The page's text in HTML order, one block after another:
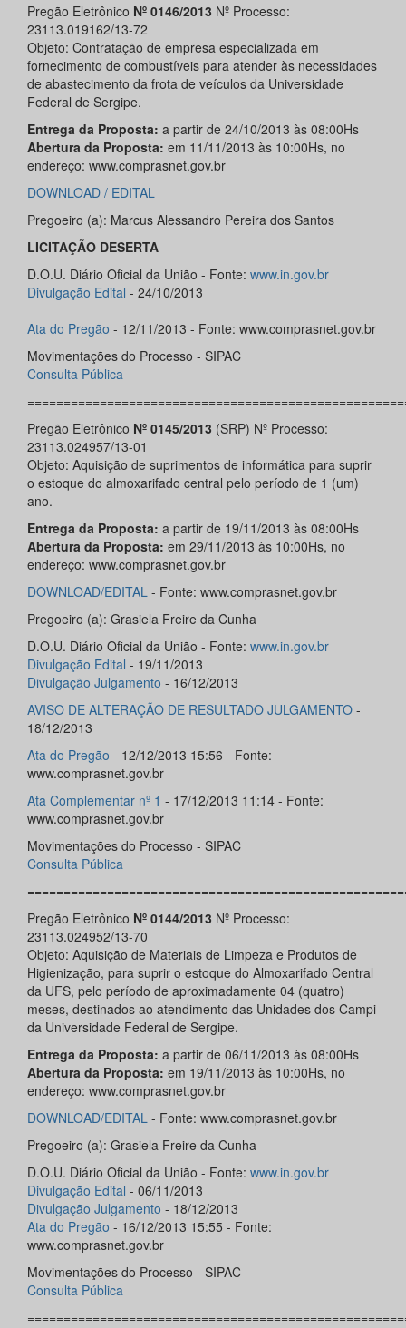
Pregão Eletrônico Nº 0146/2013 Nº Processo:
23113.019162/13-72
Objeto: Contratação de empresa especializada em
fornecimento de combustíveis para atender às necessidades
de abastecimento da frota de veículos da Universidade
Federal de Sergipe.
Entrega da Proposta: a partir de 24/10/2013 às 08:00Hs
Abertura da Proposta: em 11/11/2013 às 10:00Hs, no
endereço: www.comprasnet.gov.br
DOWNLOAD / EDITAL
Pregoeiro (a): Marcus Alessandro Pereira dos Santos
LICITAÇÃO DESERTA
D.O.U. Diário Oficial da União - Fonte: www.in.gov.br
Divulgação Edital - 24/10/2013
Ata do Pregão - 12/11/2013 - Fonte: www.comprasnet.gov.br
Movimentações do Processo - SIPAC
Consulta Pública
Pregão Eletrônico Nº 0145/2013 (SRP) Nº Processo:
23113.024957/13-01
Objeto: Aquisição de suprimentos de informática para suprir
o estoque do almoxarifado central pelo período de 1 (um)
ano.
Entrega da Proposta: a partir de 19/11/2013 às 08:00Hs
Abertura da Proposta: em 29/11/2013 às 10:00Hs, no
endereço: www.comprasnet.gov.br
DOWNLOAD/EDITAL - Fonte: www.comprasnet.gov.br
Pregoeiro (a): Grasiela Freire da Cunha
D.O.U. Diário Oficial da União - Fonte: www.in.gov.br
Divulgação Edital - 19/11/2013
Divulgação Julgamento - 16/12/2013
AVISO DE ALTERAÇÃO DE RESULTADO JULGAMENTO -
18/12/2013
Ata do Pregão - 12/12/2013 15:56 - Fonte:
www.comprasnet.gov.br
Ata Complementar nº 1 - 17/12/2013 11:14 - Fonte:
www.comprasnet.gov.br
Movimentações do Processo - SIPAC
Consulta Pública
Pregão Eletrônico Nº 0144/2013 Nº Processo:
23113.024952/13-70
Objeto: Aquisição de Materiais de Limpeza e Produtos de
Higienização, para suprir o estoque do Almoxarifado Central
da UFS, pelo período de aproximadamente 04 (quatro)
meses, destinados ao atendimento das Unidades dos Campi
da Universidade Federal de Sergipe.
Entrega da Proposta: a partir de 06/11/2013 às 08:00Hs
Abertura da Proposta: em 19/11/2013 às 10:00Hs, no
endereço: www.comprasnet.gov.br
DOWNLOAD/EDITAL - Fonte: www.comprasnet.gov.br
Pregoeiro (a): Grasiela Freire da Cunha
D.O.U. Diário Oficial da União - Fonte: www.in.gov.br
Divulgação Edital - 06/11/2013
Divulgação Julgamento - 18/12/2013
Ata do Pregão - 16/12/2013 15:55 - Fonte:
www.comprasnet.gov.br
Movimentações do Processo - SIPAC
Consulta Pública